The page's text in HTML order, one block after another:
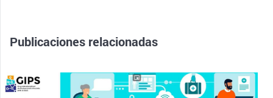
Publicaciones relacionadas